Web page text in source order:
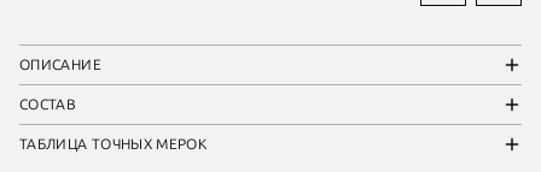
ОПИСАНИЕ
СОСТАВ
ТАБЛИЦА ТОЧНЫХ МЕРОК